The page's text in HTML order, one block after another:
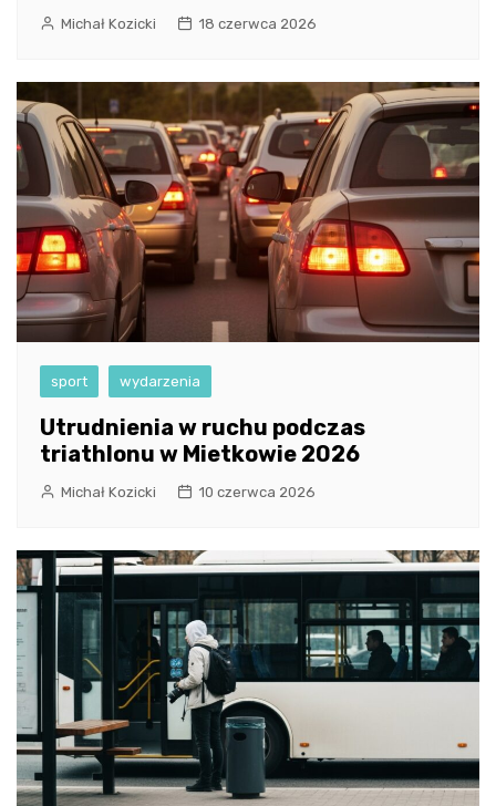
Michał Kozicki 18 czerwca 2026
sport wydarzenia
Utrudnienia w ruchu podczas
triathlonu w Mietkowie 2026
Michał Kozicki 10 czerwca 2026